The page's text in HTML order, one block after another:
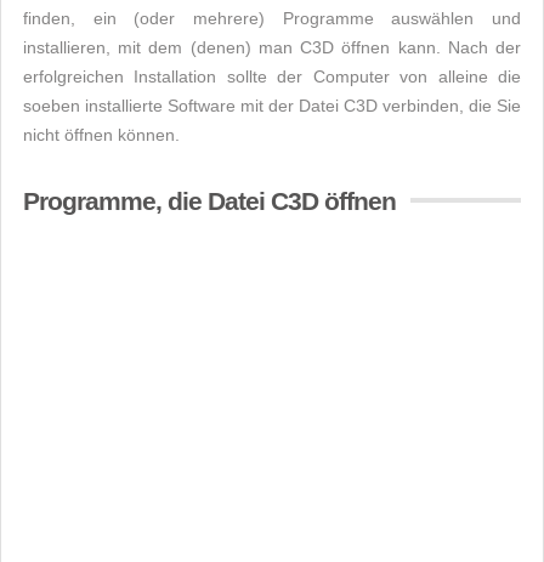
finden, ein (oder mehrere) Programme auswählen und
installieren, mit dem (denen) man C3D öffnen kann. Nach der
erfolgreichen Installation sollte der Computer von alleine die
soeben installierte Software mit der Datei C3D verbinden, die Sie
nicht öffnen können.
Programme, die Datei C3D öffnen